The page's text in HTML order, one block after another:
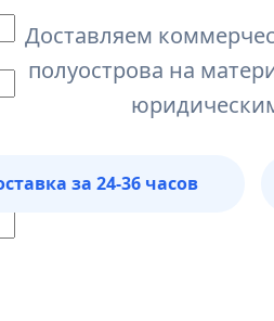
Доставляем
полуострова на
за 24-36 часов